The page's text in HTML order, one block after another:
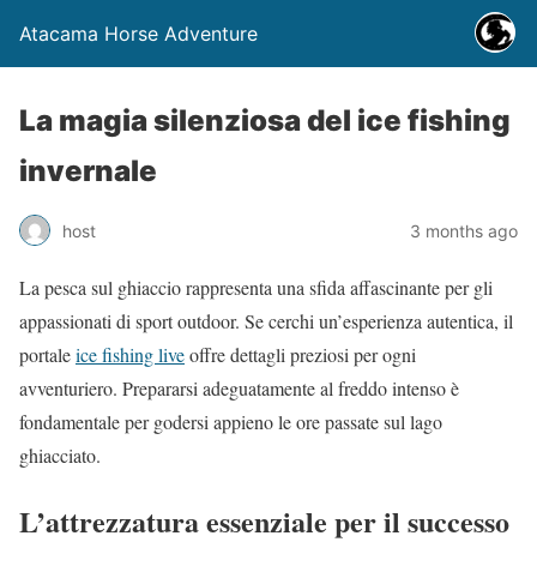
Atacama Horse Adventure
La magia silenziosa del ice fishing
invernale
host 3 months ago
La pesca sul ghiaccio rappresenta una sfida affascinante per gli
appassionati di sport outdoor. Se cerchi un’esperienza autentica, il
portaleice fishing liveoffre dettagli preziosi per ogni
avventuriero. Prepararsi adeguatamente al freddo intenso è
fondamentale per godersi appieno le ore passate sul lago
ghiacciato.
L’attrezzatura essenziale per il successo